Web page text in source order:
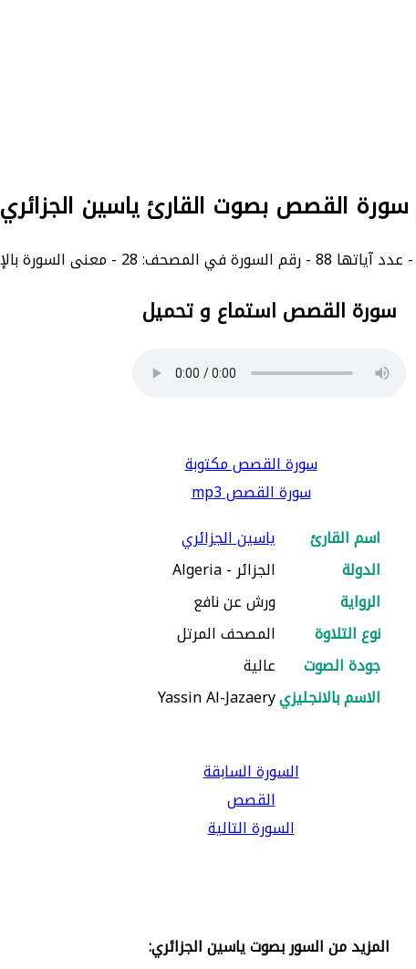
سورة القصص بصوت القارئ ياسين الجزائري
سورة القصص استماع و تحميل
سورة القصص مكتوبة
سورة القصص mp3
اسم القارئ
ياسين الجزائري
الدولة
الجزائر - Algeria
الرواية
ورش عن نافع
نوع التلاوة
المصحف المرتل
جودة الصوت
عالية
الاسم بالانجليزيYassin Al-Jazaery
السورة السابقة
القصص
السورة التالية
المزيد من السور بصوت ياسين الجزائري: